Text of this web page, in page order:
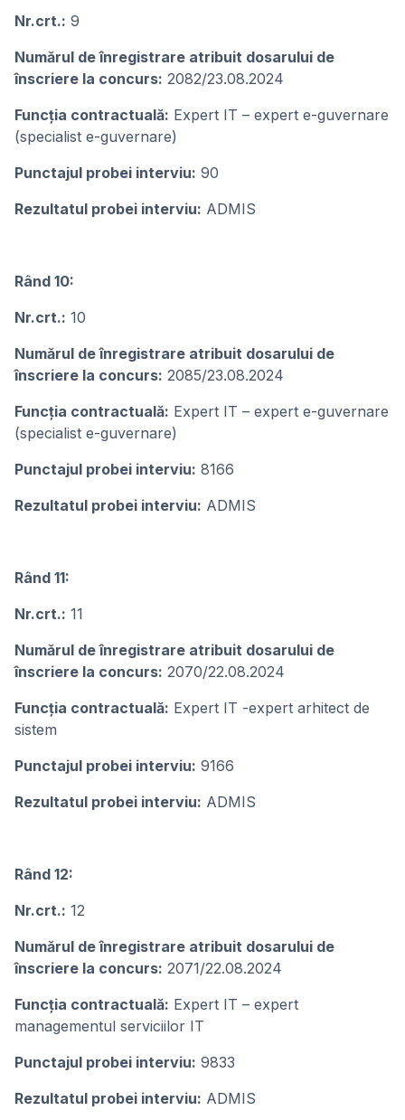
Nr.crt.: 9
Numărul de înregistrare atribuit dosarului de
înscriere la concurs: 2082/23.08.2024
Funcţia contractuală: Expert IT – expert e-guvernare
(specialist e-guvernare)
Punctajul probei interviu: 90
Rezultatul probei interviu: ADMIS
Rând 10:
Nr.crt.: 10
Numărul de înregistrare atribuit dosarului de
înscriere la concurs: 2085/23.08.2024
Funcţia contractuală: Expert IT – expert e-guvernare
(specialist e-guvernare)
Punctajul probei interviu: 8166
Rezultatul probei interviu: ADMIS
Rând 11:
Nr.crt.: 11
Numărul de înregistrare atribuit dosarului de
înscriere la concurs: 2070/22.08.2024
Funcţia contractuală: Expert IT -expert arhitect de
sistem
Punctajul probei interviu: 9166
Rezultatul probei interviu: ADMIS
Rând 12:
Nr.crt.: 12
Numărul de înregistrare atribuit dosarului de
înscriere la concurs: 2071/22.08.2024
Funcţia contractuală: Expert IT – expert
managementul serviciilor IT
Punctajul probei interviu: 9833
Rezultatul probei interviu: ADMIS